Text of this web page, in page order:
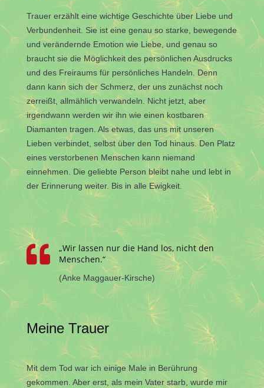
Trauer erzählt eine wichtige Geschichte über Liebe und
Verbundenheit. Sie ist eine genau so starke, bewegende
und verändernde Emotion wie Liebe, und genau so
braucht sie die Möglichkeit des persönlichen Ausdrucks
und des Freiraums für persönliches Handeln. Denn
dann kann sich der Schmerz, der uns zunächst noch
zerreißt, allmählich verwandeln. Nicht jetzt, aber
irgendwann werden wir ihn wie einen kostbaren
Diamanten tragen. Als etwas, das uns mit unseren
Lieben verbindet, selbst über den Tod hinaus. Den Platz
eines verstorbenen Menschen kann niemand
einnehmen.
Die geliebte Person bleibt nahe und lebt in
der Erinnerung weiter. Bis in alle Ewigkeit.

„Wir lassen nur die Hand los, nicht den
Menschen.“
(Anke Maggauer-Kirsche)
Meine Trauer
Mit dem Tod war ich einige Male in Berührung
gekommen. Aber erst, als mein Vater starb, wurde mir